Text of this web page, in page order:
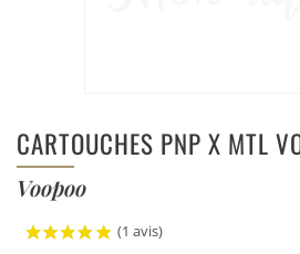
CARTOUCHES PNP X MTL
Voopoo
(1 avis)